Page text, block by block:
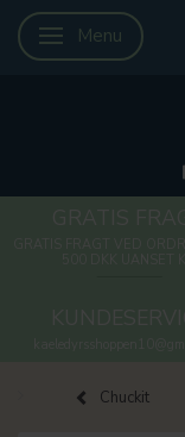
Skifte navigation
Menu
Chuckit